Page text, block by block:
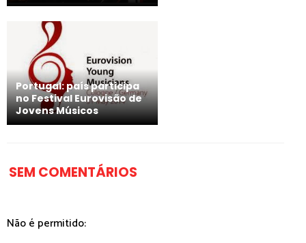
Portugal: país participa
no Festival Eurovisão de
Jovens Músicos
SEM COMENTÁRIOS
Não é permitido: